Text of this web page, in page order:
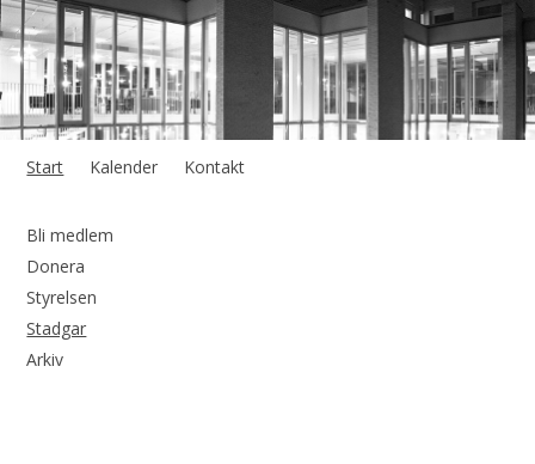
Start Kalender Kontakt
Bli medlem
Donera
Styrelsen
Stadgar
Arkiv